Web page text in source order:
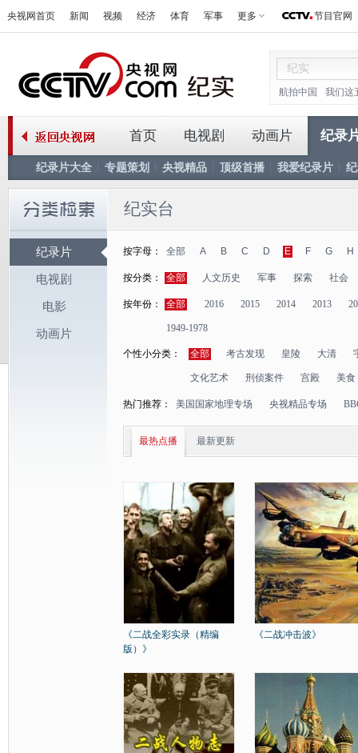
央视网首页 新闻 视频 经济 体育 军事 更多 节目官网
航拍中国 我们这
首页 电视剧 动画片 纪录
纪录片大全 专题策划 央视精品 顶级首播 我爱纪录片
纪录片
电视剧
电影
动画片
纪实台
按字母： 全部 A B C D E F G H
按分类： 全部 人文历史 军事 探索 社会
按年份： 全部 2016 2015 2014 2013
1949-1978
个性小分类： 全部 考古发现 皇陵 大清
文化艺术 刑侦案件 宫殿 美食
热门推荐： 美国国家地理专场 央视精品专场
最热点播 最新更新
《二战全彩实录（精编
版）》
《二战冲击波》